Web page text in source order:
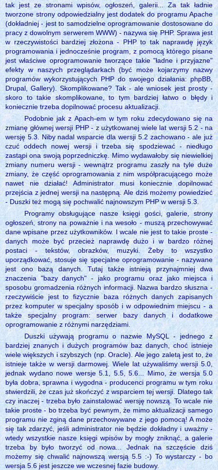
tak jest ze stronami wpisów, ogłoszeń, galerii... Za tak ładnie
tworzone strony odpowiedzialny jest dodatek do programu Apache
(dokładniej - jest to samodzielne oprogramowanie dostosowane do
pracy z dowolnym serwerem WWW) - nazywa się PHP. Sprawa jest
w rzeczywistości bardziej złożona - PHP to tak naprawdę język
programowania i jednocześnie program, z pomocą którego pisane
jest właściwe oprogramowanie tworzące takie "ładne i przyjazne"
efekty w naszych przeglądarkach (być może kojarzymy nazwy
programów wykorzystujących PHP do swojego działania: phpBB,
Drupal, Gallery). Skomplikowane? Tak - ale wniosek jest prosty -
skoro to takie skomplikowane, to tym bardziej łatwo o błędy i
koniecznie trzeba dopilnować procesu aktualizacji.
Podobnie jak z Apach-em w tym roku zdecydowano się na
zmianę głównej wersji PHP - z użytkowanej wiele lat wersji 5.2 - na
wersję 5.3. Niby nadal wsparcie dla wersji 5.2 zachowano - ale już
czuć oddech nowej wersji i trzeba się spodziewać - niedługo
zastąpi ona swoją poprzedniczkę. Mimo wydawałoby się niewielkiej
zmiany numeru wersji - wewnątrz programu zaszły na tyle duże
zmiany, że część oprogramowania z nim współpracującego może
nawet nie działać! Administrator musi koniecznie dopilnować
przejścia z jednej wersji na następną. Ale dziś możemy powiedzieć
- Duszki też mogą się pochwalić najnowszym PHP w wersji 5.3.
Programy obsługujące nasze księgi gości, galerie, strony
ogłoszeń, strony na poważnie i na wesoło - muszą przechowywać
dane wpisane przez użytkowników. I wcale nie jest to takie proste -
danych może być przecież naprawdę dużo i w bardzo różnej
postaci - tekstów, obrazków, muzyki. Żeby to wszystko
uporządkować, stosuje się specjalne oprogramowanie - nazywane
jest ono bazą danych. Tutaj także istnieją przynajmniej dwa
znaczenia "bazy danych" - jako programu oraz jako miejsca i
sposobu gromadzenia różnych informacji. Nazwa bardzo słuszna -
rzeczywiście jest to fizycznie baza różnych danych zapisanych
przez komputer w specjalny sposób i w odpowiednim miejscu - a
także specjalny program: serwer bazy danych i dodatkowe
oprogramowanie z różnymi narzędziami.
Duszki używają programu o nazwie MySQL - jednego z
bardziej znanych i dużych programów baz danych, choć istnieje
wiele większych i szybszych (np. Oracle). Ale jego zaletą jest to, że
istnieje także w wersji darmowej. Wiele lat używaliśmy wersji 5.0,
jednak wydano nowe wersje 5.1, 5.5, 5.6... Mimo, że wersja 5.0
była dobra, sprawna i wygodna - producenci programu w tym roku
stwierdzili, że czas już skończyć z wsparciem tej wersji. Dlatego tak
czy inaczej - trzeba było zainstalować wersję nowszą. To wcale nie
takie proste - bo trzeba być pewnym, że mimo aktualizacji samego
programu nie zginą dane przechowywane z jego pomocą! A może
się tak zdarzyć, jeśli administrator nie będzie dokładny i uważny -
wtedy wszystkie nasze księgi wpisów by mogły zniknąć, a galerie
trzeba by było tworzyć od nowa... Jednak na szczęście dziś
możemy się chwalić najnowszą wersją 5.5 :-) To wystarczy - bo
wersja 5.6 jest jeszcze we wczesnej fazie budowy.